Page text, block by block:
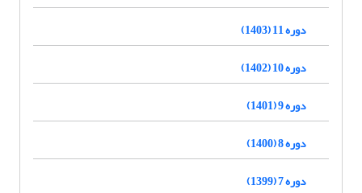
دوره 11 (1403)
دوره 10 (1402)
دوره 9 (1401)
دوره 8 (1400)
دوره 7 (1399)